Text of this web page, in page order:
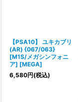
【PSA10】 ユキカブリ
(AR) {067/063}
[M1S/メガシンフォニ
ア] [MEGA]
6,580円(税込)